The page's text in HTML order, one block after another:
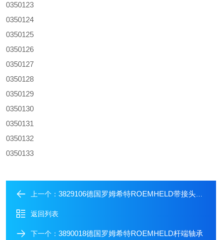
0350123
0350124
0350125
0350126
0350127
0350128
0350129
0350130
0350131
0350132
0350133
上一个： 3829106德国罗姆希特ROEMHELD带接头电缆
返回列表
下一个： 3890018德国罗姆希特ROEMHELD杆端轴承